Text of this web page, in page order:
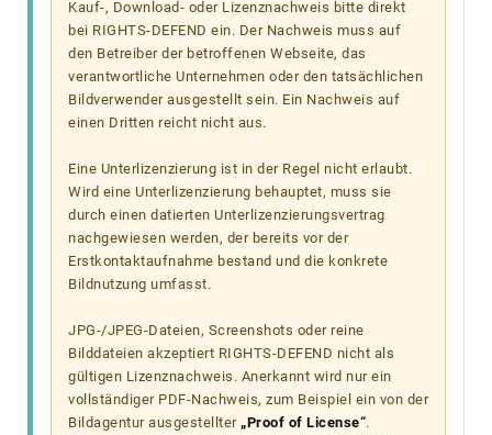
Kauf-, Download- oder Lizenznachweis bitte direkt
bei RIGHTS-DEFEND ein. Der Nachweis muss auf
den Betreiber der betroffenen Webseite, das
verantwortliche Unternehmen oder den tatsächlichen
Bildverwender ausgestellt sein. Ein Nachweis auf
einen Dritten reicht nicht aus.
Eine Unterlizenzierung ist in der Regel nicht erlaubt.
Wird eine Unterlizenzierung behauptet, muss sie
durch einen datierten Unterlizenzierungsvertrag
nachgewiesen werden, der bereits vor der
Erstkontaktaufnahme bestand und die konkrete
Bildnutzung umfasst.
JPG-/JPEG-Dateien, Screenshots oder reine
Bilddateien akzeptiert RIGHTS-DEFEND nicht als
gültigen Lizenznachweis. Anerkannt wird nur ein
vollständiger PDF-Nachweis, zum Beispiel ein von der
Bildagentur ausgestellter „Proof of License“.